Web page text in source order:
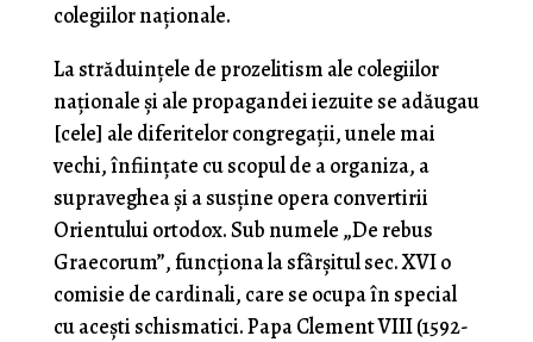
colegiilor naţionale.
La străduinţele de prozelitism ale colegiilor
naţionale şi ale propagandei iezuite se adăugau
[cele] ale diferitelor con­gregaţii, unele mai
vechi, înfiinţate cu scopul de a orga­niza, a
supraveghea şi a susţine opera convertirii
Orientu­lui ortodox. Sub numele „De rebus
Graecorum”, funcţiona la sfârşitul sec. XVI o
comisie de cardinali, care se ocupa în special
cu aceşti schismatici. Papa Clement VIII (1592-